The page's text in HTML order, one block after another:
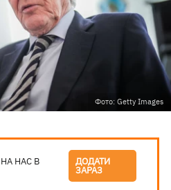
Фото: Getty Images
НАС В ДОДАТИ
ЗАРАЗ